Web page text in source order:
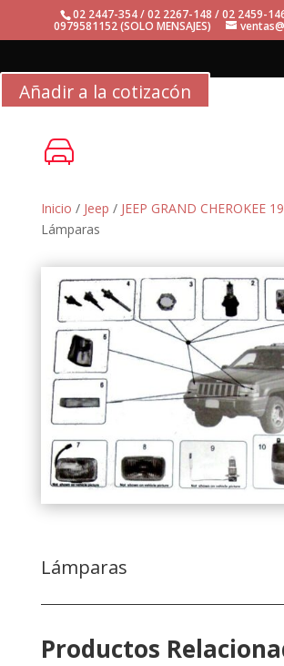
02 2447-354 / 02 2267-148 / 02 2459-
0979581152 (SOLO MENSAJES)
Añadir a la cotizacón
Inicio / Jeep / JEEP GRAND CHEROKEE
Lámparas
Lámparas
Productos